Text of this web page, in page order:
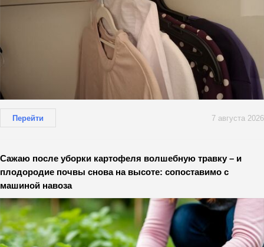
Перейти 7 августа 2026
Сажаю после уборки картофеля волшебную травку – и
плодородие почвы снова на высоте: сопоставимо с
машиной навоза